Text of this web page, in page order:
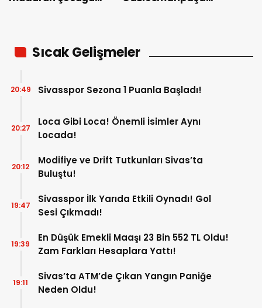
Sıcak Gelişmeler
Sivasspor Sezona 1 Puanla Başladı!
20:49
Loca Gibi Loca! Önemli İsimler Aynı
Locada!
20:27
Modifiye ve Drift Tutkunları Sivas’ta
Buluştu!
20:12
Sivasspor İlk Yarıda Etkili Oynadı! Gol
Sesi Çıkmadı!
19:47
En Düşük Emekli Maaşı 23 Bin 552 TL Oldu!
Zam Farkları Hesaplara Yattı!
19:39
Sivas’ta ATM’de Çıkan Yangın Paniğe
Neden Oldu!
19:11